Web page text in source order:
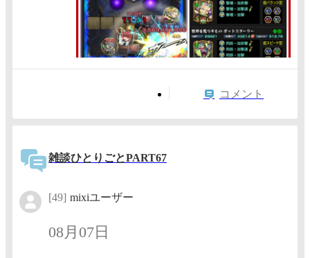
コメント
雑談ひとりごとPART67
[49] mixiユーザー
08月07日